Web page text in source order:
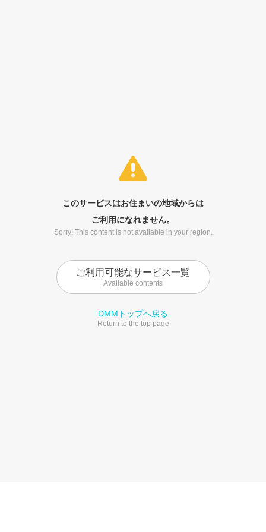
このサービスはお住まいの地域からは
ご利用になれません。
Sorry! This content is not available in your region.
ご利用可能なサービス一覧
Available contents
DMMトップへ戻る
Return to the top page